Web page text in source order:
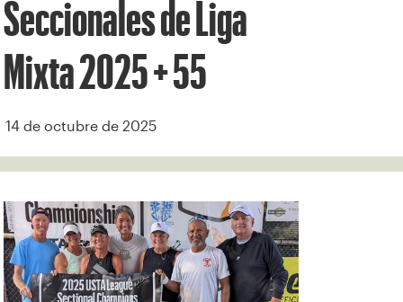
Seccionales de Liga
Mixta 2025 + 55
14 de octubre de 2025